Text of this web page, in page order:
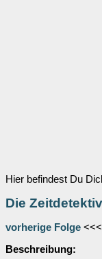
Hier befindest Du
Die
vorherige Folge
Beschreibung: